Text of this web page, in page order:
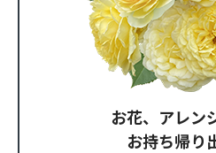
お花、アレン
お持ち帰り